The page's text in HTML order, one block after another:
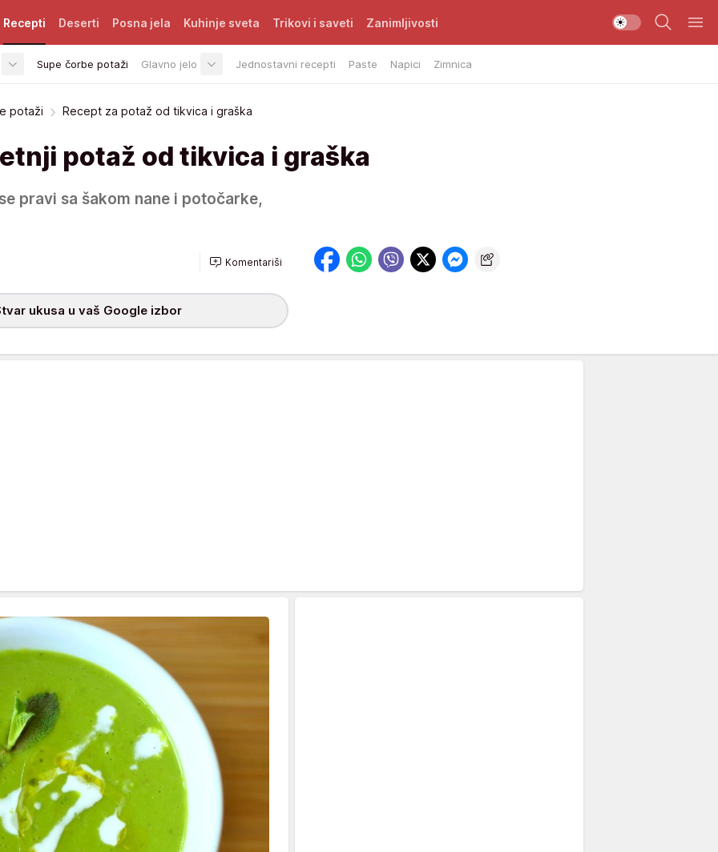
Recepti
Supe čorbe potaži Glavno jelo Jednostavni recepti Paste Napici Zimnica
Deserti Posna jela Kuhinje sveta Trikovi i saveti Zanimljivosti
potaži Recept za potaž od tikvica i graška
potaž od tikvica i graška
pravi sa šakom nane i potočarke,
Komentariši
ukusa u vaš Google izbor